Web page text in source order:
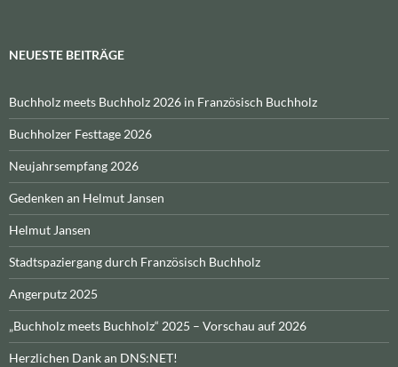
NEUESTE BEITRÄGE
Buchholz meets Buchholz 2026 in Französisch Buchholz
Buchholzer Festtage 2026
Neujahrsempfang 2026
Gedenken an Helmut Jansen
Helmut Jansen
Stadtspaziergang durch Französisch Buchholz
Angerputz 2025
„Buchholz meets Buchholz“ 2025 – Vorschau auf 2026
Herzlichen Dank an DNS:NET!